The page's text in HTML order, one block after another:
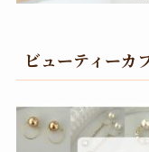
ビューティーカ